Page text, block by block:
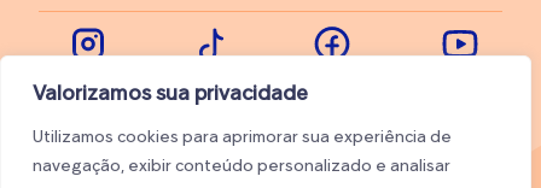
Valorizamos sua privacidade
Utilizamos cookies para aprimorar sua experiência de
navegação, exibir conteúdo personalizado e analisar